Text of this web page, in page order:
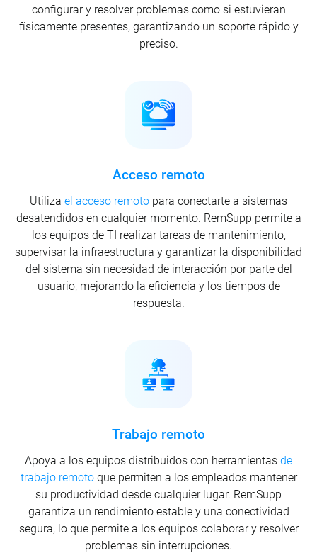
configurar y resolver problemas como si estuvieran
físicamente presentes, garantizando un soporte rápido y
preciso.
Acceso remoto
Utiliza el acceso remoto para conectarte a sistemas
desatendidos en cualquier momento. RemSupp permite a
los equipos de TI realizar tareas de mantenimiento,
supervisar la infraestructura y garantizar la disponibilidad
del sistema sin necesidad de interacción por parte del
usuario, mejorando la eficiencia y los tiempos de
respuesta.
Trabajo remoto
Apoya a los equipos distribuidos con herramientas de
trabajo remotoque permiten a los empleados mantener
su productividad desde cualquier lugar. RemSupp
garantiza un rendimiento estable y una conectividad
segura, lo que permite a los equipos colaborar y resolver
problemas sin interrupciones.